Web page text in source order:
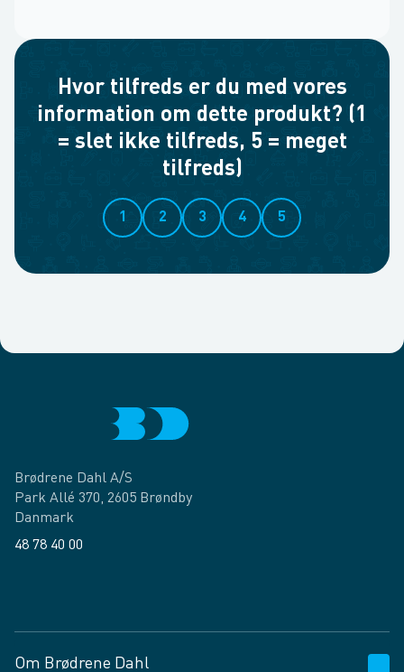
Hvor tilfreds er du med vores
information om dette produkt? (1
= slet ikke tilfreds, 5 = meget
tilfreds)
1 2 3 4 5
Brødrene Dahl A/S
Park Allé 370, 2605 Brøndby
Danmark
48 78 40 00
Om Brødrene Dahl